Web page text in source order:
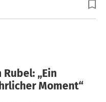
„Ein
Moment“